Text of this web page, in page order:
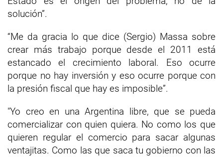
solución”.
“Me da gracia lo que dice (Sergio) Massa sobre
crear más trabajo porque desde el 2011 está
estancado el crecimiento laboral. Eso ocurre
porque no hay inversión y eso ocurre porque con
la presión fiscal que hay es imposible”.
"Yo creo en una Argentina libre, que se pueda
comercializar con quien quiera. No como los que
quieren regular el comercio para sacar algunas
ventajitas. Como las que saca tu gobierno con las